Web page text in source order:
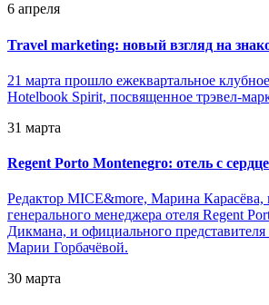
6 апреля
Travel marketing: новый взгляд на
21 марта прошло ежеквартальное
Hotelbook Spirit, посвященное трэвел-
31 марта
Regent Porto Montenegro: отель с
Редактор MICE&more, Марина Карасёва,
генерального менеджера отеля Regent
Дикмана, и официального представителя
Марии Горбачёвой.
30 марта